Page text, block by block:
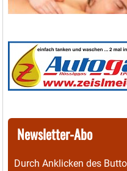
Newsletter-Abo
Durch Anklicken des